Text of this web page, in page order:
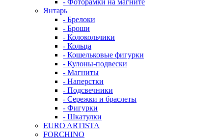
- Фоторамки на магните
Янтарь
- Брелоки
- Броши
- Колокольчики
- Кольца
- Кошельковые фигурки
- Кулоны-подвески
- Магниты
- Наперстки
- Подсвечники
- Сережки и браслеты
- Фигурки
- Шкатулки
EURO ARTISTA
FORCHINO